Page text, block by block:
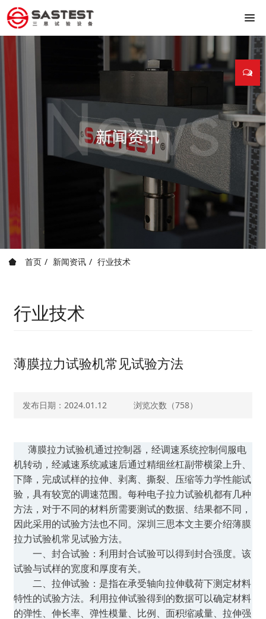
首页 新闻资讯 行业技术
行业技术
薄膜拉力试验机常见试验方法
发布日期：2024.01.12 浏览次数（758）
薄膜拉力试验机通过控制器，经调速系统控制伺服电
机转动，经减速系统减速后通过精细丝杠副带横梁上升、
下降，完成试样的拉伸、剥离、撕裂、压缩等力学性能试
验，具有较宽的调速范围。每种电子拉力试验机都有几种
方法，对于不同的材料所需要测试的数据、结果都不同，
因此采用的试验方法也不同。深圳三思本文主要介绍薄膜
拉力试验机常见试验方法。
一、封合试验：利用封合试验可以得到封合强度。该
试验与试样的宽度和厚度有关。
二、拉伸试验：是指在承受轴向拉伸载荷下测定材料
特性的试验方法。利用拉伸试验得到的数据可以确定材料
的弹性、伸长率、弹性模量、比例、面积缩减量、拉伸强